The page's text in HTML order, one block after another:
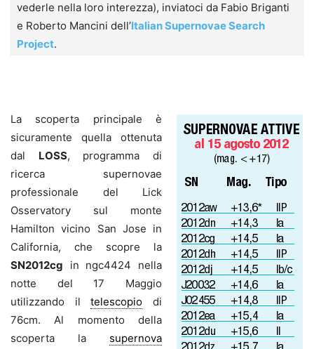
vederle nella loro interezza), inviatoci da Fabio Briganti
e Roberto Mancini dell’Italian Supernovae Search
Project.
La scoperta principale è
sicuramente quella ottenuta
dal LOSS, programma di
ricerca supernovae
professionale del Lick
Osservatory sul monte
Hamilton vicino San Jose in
California, che scopre la
SN2012cg in ngc4424 nella
notte del 17 Maggio
utilizzando iltelescopio di
76cm. Al momento della
scoperta la supernova